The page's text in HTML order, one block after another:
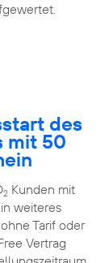
des
mit 50
2Kunden mit
weiteres
Tarif oder
Vertrag